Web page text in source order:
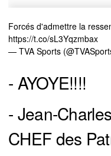
Forcés d'admettre la
https://t.co/sL3Yqzmbax
— TVA Sports
- AYOYE!!!!
- Jean-
CHEF des